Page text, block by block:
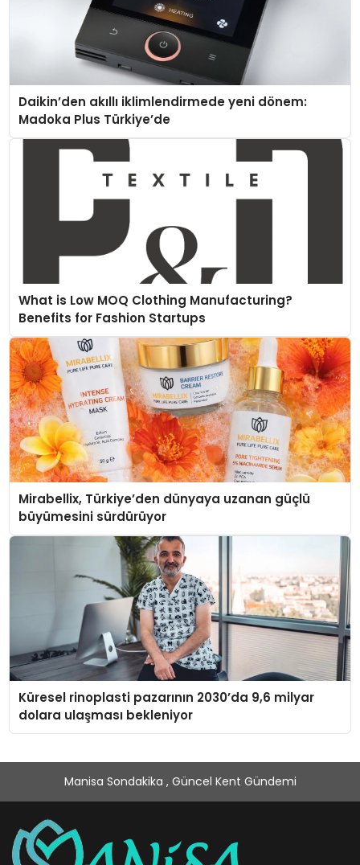
Daikin’den akıllı iklimlendirmede yeni dönem:
Madoka Plus Türkiye’de
What is Low MOQ Clothing Manufacturing?
Benefits for Fashion Startups
Mirabellix, Türkiye’den dünyaya uzanan güçlü
büyümesini sürdürüyor
Küresel rinoplasti pazarının 2030’da 9,6 milyar
dolara ulaşması bekleniyor
Manisa Sondakika , Güncel Kent Gündemi